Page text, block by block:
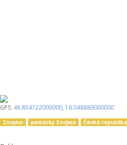
GPS: 48.854722000000, 16.048889000000
Znojmo památky Znojmo Česká republika